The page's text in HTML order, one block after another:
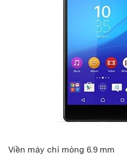
Viền máy chỉ mỏng 6.9 mm